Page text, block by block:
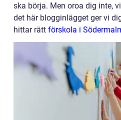
ska börja. Men oroa dig inte,
det här blogginlägget ger vi
hittar rätt förskola i